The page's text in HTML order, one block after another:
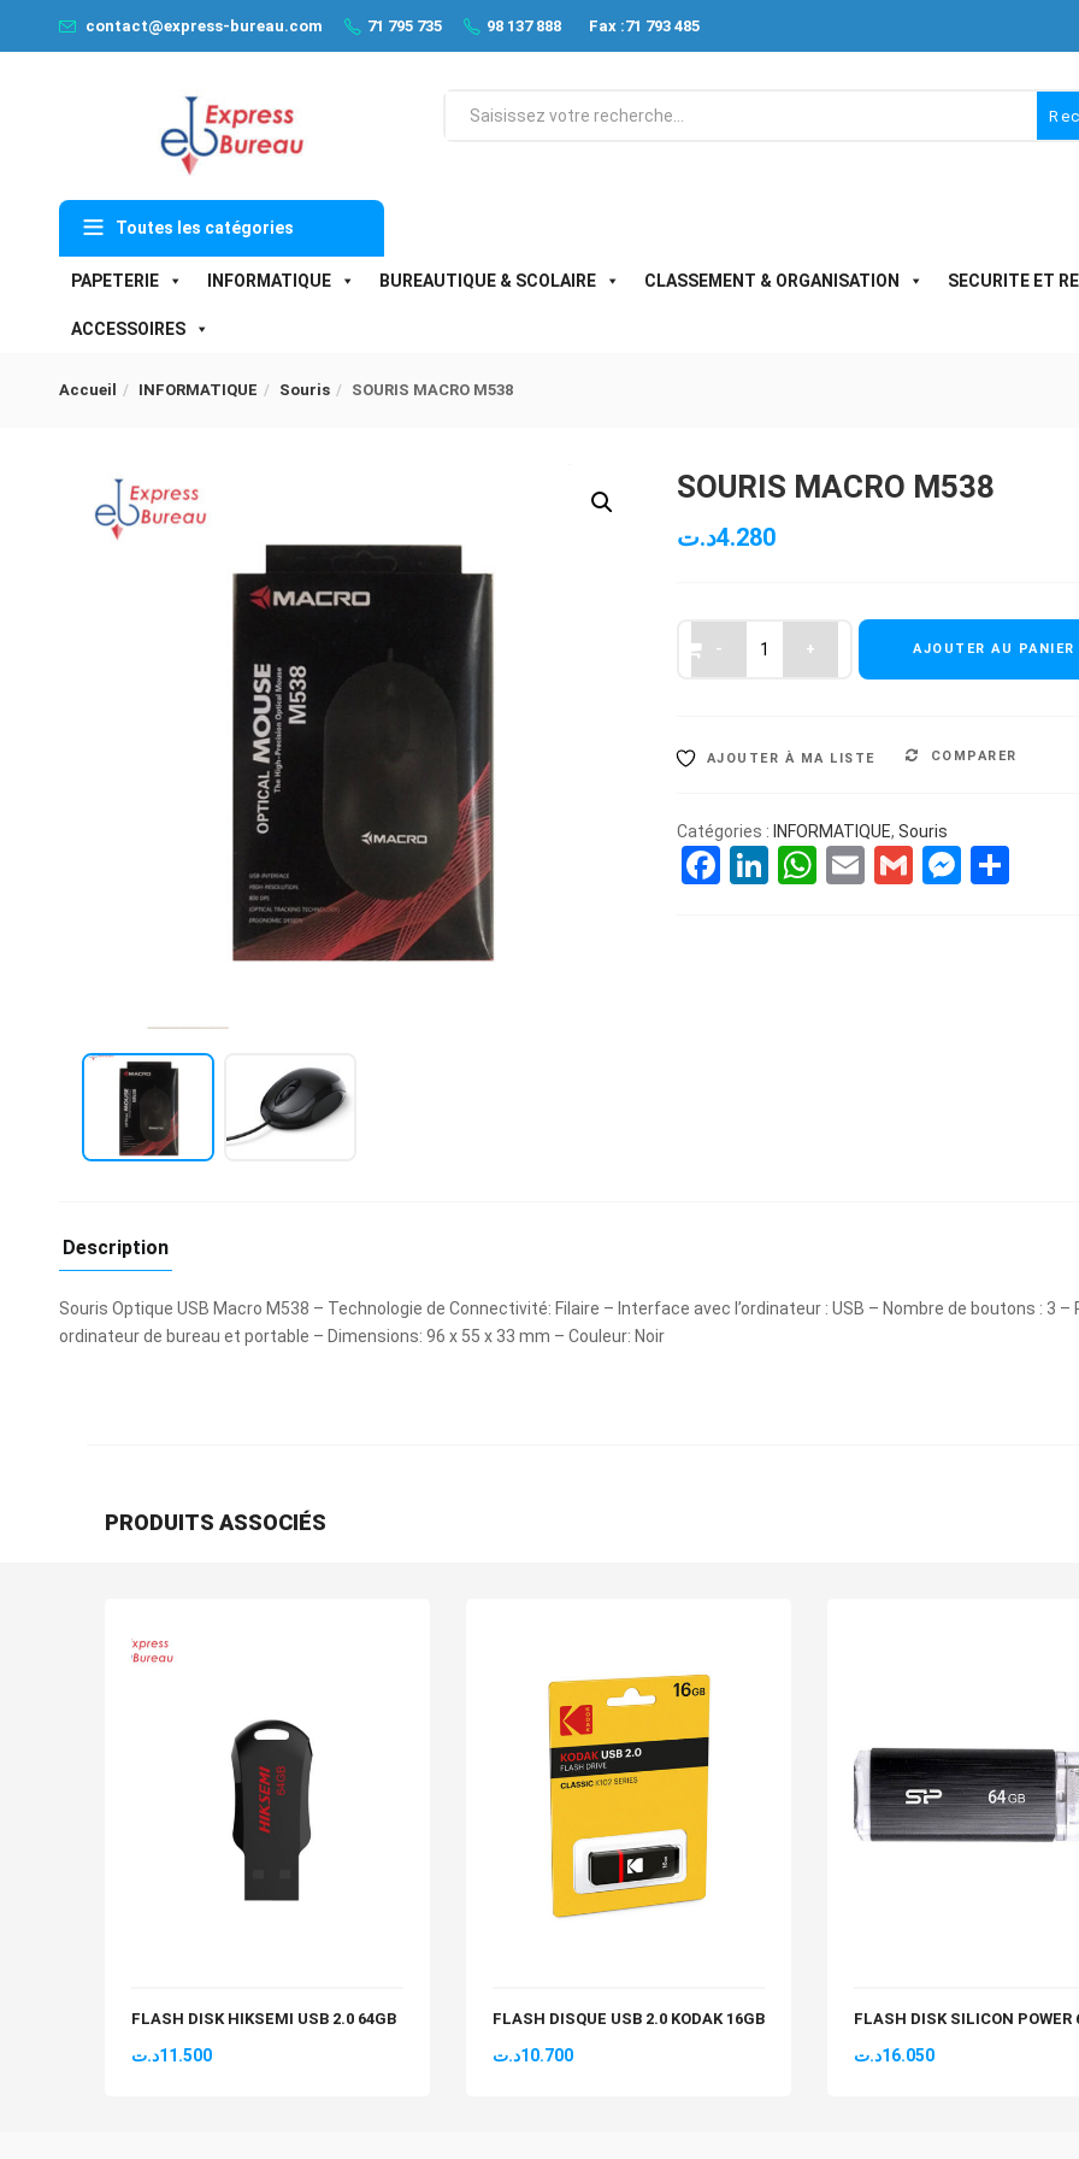
contact@express-bureau.com 71 795 735 98 137 888 Fax :71 793 485
Toutes les catégories
INFORMATIQUE
PAPETERIE BUREAUTIQUE & SCOLAIRE CLASSEMENT & ORGANISATION SECURITE ET
ACCESSOIRES
Accueil INFORMATIQUE Souris SOURIS MACRO M538
SOURIS MACRO M538
4.280د.ت
AJOUTER AU PANIER
AJOUTER À MA LISTE COMPARER
Catégories : INFORMATIQUE,Souris
Facebook
LinkedIn
WhatsApp
EmailGmail
Description
Souris Optique USB Macro M538 – Technologie de Connectivité: Filaire – Interface avec l’ordinateur : USB – Nombre de boutons : 3
ordinateur de bureau et portable – Dimensions: 96 x 55 x 33 mm – Couleur: Noir
PRODUITS ASSOCIÉS
FLASH DISK HIKSEMI USB 2.0 64GB
11.500د.ت
FLASH DISQUE USB 2.0 KODAK 16GB
10.700د.ت
FLASH DISK SILICON POWER
16.050د.ت